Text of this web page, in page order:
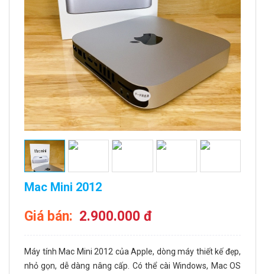
Mac Mini 2012
Giá bán: 2.900.000 đ
Máy tính Mac Mini 2012 của Apple, dòng máy thiết kế đẹp,
nhỏ gọn, dễ dàng nâng cấp. Có thể cài Windows, Mac OS